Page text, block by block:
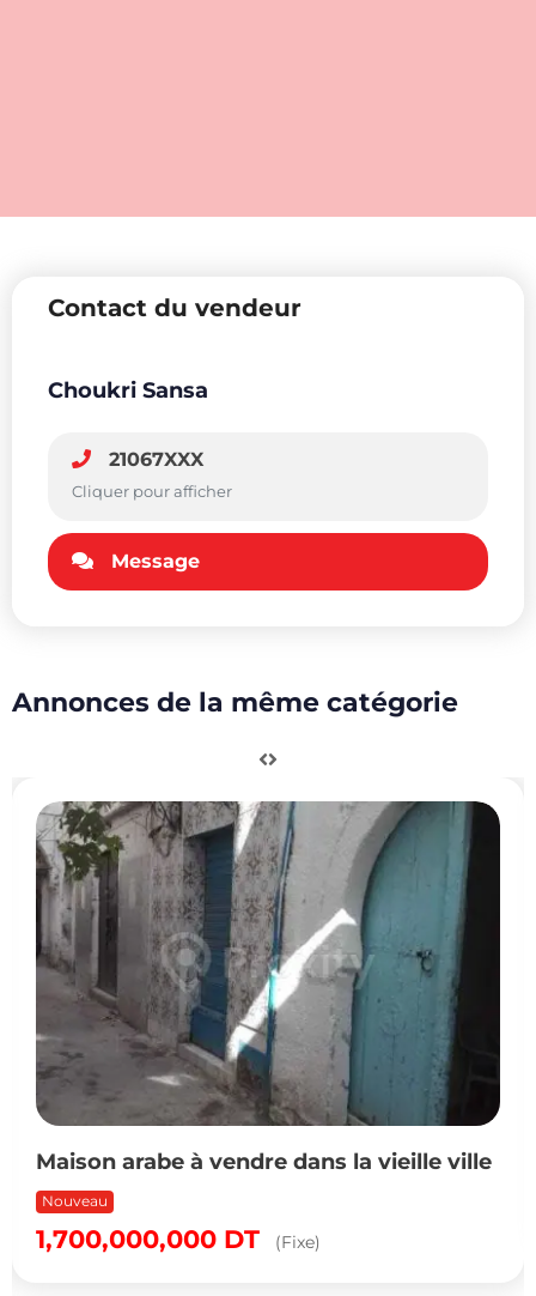
Contact du vendeur
Choukri Sansa
21067XXX
Cliquer pour afficher
Message
Annonces de la même catégorie
Maison arabe à vendre dans la vieille ville
Nouveau
1,700,000,000 DT (Fixe)